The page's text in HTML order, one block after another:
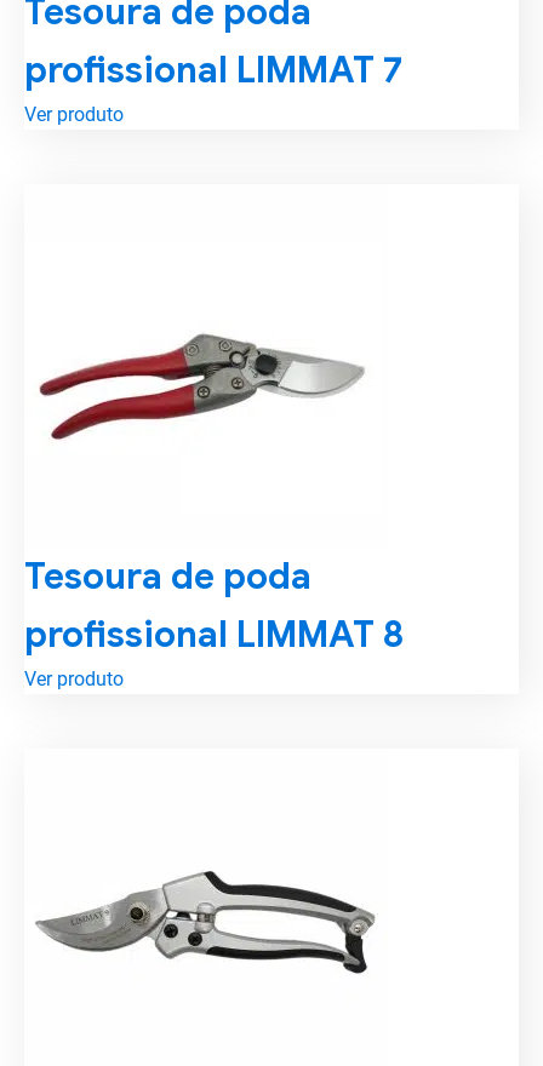
Tesoura de poda
profissional LIMMAT 7
Ver produto
Tesoura de poda
profissional LIMMAT 8
Ver produto